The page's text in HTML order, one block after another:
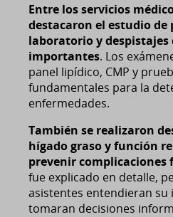
Entre los servicios
destacaron el estudio de
laboratorio y despistajes
importantes. Los
panel lipídico, CMP y
fundamentales para la
enfermedades.
También se realizaron
hígado graso y función
prevenir complicaciones
fue explicado en detalle,
asistentes entendieran su
tomaran decisiones